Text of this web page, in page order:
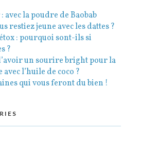
avec la poudre de Baobab
restiez jeune avec les dattes ?
: pourquoi sont-ils si
?
un sourire bright pour la
l’huile de coco ?
qui vous feront du bien !